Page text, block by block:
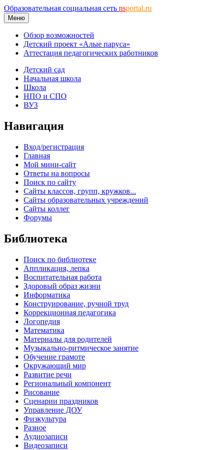
Образовательная социальная сеть nsportal.ru
Меню
Обзор возможностей
Детский проект «Алые паруса»
Аттестация педагогических работников
Детский сад
Начальная школа
Школа
НПО и СПО
ВУЗ
Навигация
Вход/регистрация
Главная
Мой мини-сайт
Ответы на вопросы
Поиск по сайту
Сайты классов, групп, кружков...
Сайты образовательных учреждений
Сайты коллег
Форумы
Библиотека
Поиск по библиотеке
Аппликация, лепка
Воспитательная работа
Здоровый образ жизни
Информатика
Конструирование, ручной труд
Коррекционная педагогика
Логопедия
Математика
Материалы для родителей
Музыкально-ритмическое занятие
Обучение грамоте
Окружающий мир
Развитие речи
Региональный компонент
Рисование
Сценарии праздников
Управление ДОУ
Физкультура
Разное
Аудиозаписи
Видеозаписи